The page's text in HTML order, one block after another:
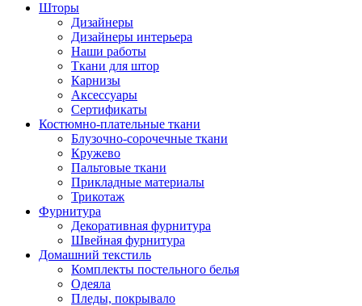
Шторы
Дизайнеры
Дизайнеры интерьера
Наши работы
Ткани для штор
Карнизы
Аксессуары
Сертификаты
Костюмно-плательные ткани
Блузочно-сорочечные ткани
Кружево
Пальтовые ткани
Прикладные материалы
Трикотаж
Фурнитура
Декоративная фурнитура
Швейная фурнитура
Домашний текстиль
Комплекты постельного белья
Одеяла
Пледы, покрывало